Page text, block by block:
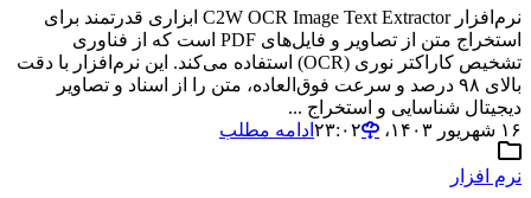
نرم‌افزار C2W OCR Image Text Extractor ابزاری قدرتمند برای
استخراج متن از تصاویر و فایل‌های PDF است که از فناوری
تشخیص کاراکتر نوری (OCR) استفاده می‌کند. این نرم‌افزار با دقت
بالای ۹۸ درصد و سرعت فوق‌العاده، متن را از اسناد و تصاویر
دیجیتال شناسایی و استخراج ...
۱۶ شهریور ۱۴۰۳،‏ ۲۳:۰۲
ادامه مطلب
نرم افزار